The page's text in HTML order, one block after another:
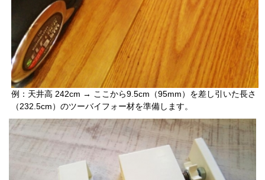
例：天井高 242cm → ここから9.5cm（95mm）を差し引いた長さ
（232.5cm）のツーバイフォー材を準備します。